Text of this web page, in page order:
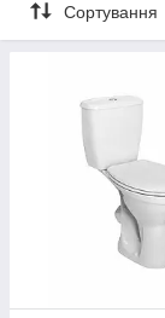
Сортування